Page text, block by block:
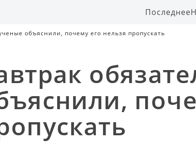
Последнее
объяснили, почему его нельзя пропускать